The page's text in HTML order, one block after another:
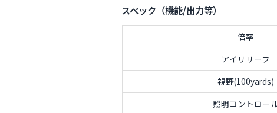
スペック（機能/出力等）
倍率
アイリリーフ
視野(100yards)
照明コントロー